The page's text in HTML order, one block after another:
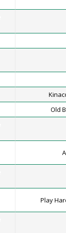
Old
Play